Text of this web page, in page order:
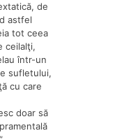
de
astfel
tot ceea
ceilalţi,
într-un
sufletului,
cu care
doar să